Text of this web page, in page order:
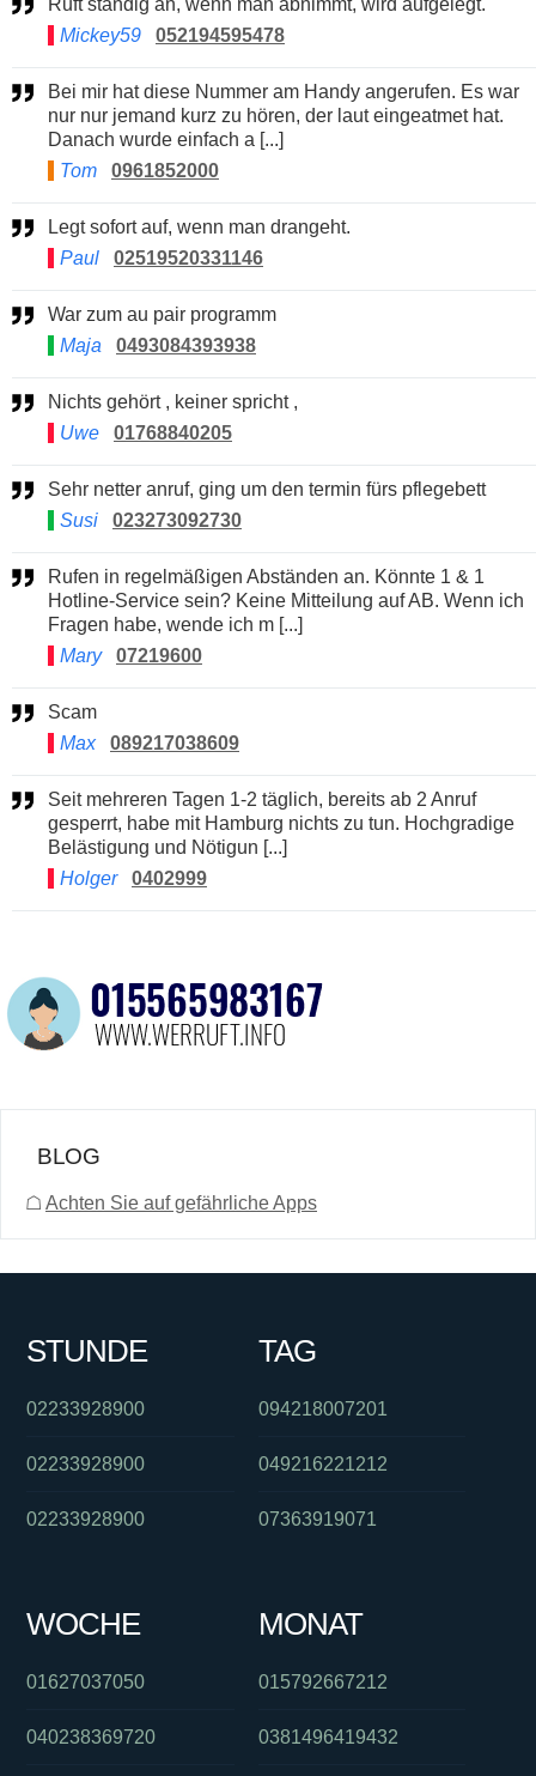
Ruft ständig an, wenn man abnimmt, wird aufgelegt.
Mickey59
052194595478
Bei mir hat diese Nummer am Handy angerufen. Es war
nur nur jemand kurz zu hören, der laut eingeatmet hat.
Danach wurde einfach a [...]
Tom
0961852000
Legt sofort auf, wenn man drangeht.
Paul
02519520331146
War zum au pair programm
Maja
0493084393938
Nichts gehört , keiner spricht ,
Uwe
01768840205
Sehr netter anruf, ging um den termin fürs pflegebett
Susi
023273092730
Rufen in regelmäßigen Abständen an. Könnte 1 & 1
Hotline-Service sein? Keine Mitteilung auf AB. Wenn ich
Fragen habe, wende ich m [...]
Mary
07219600
Scam
Max
089217038609
Seit mehreren Tagen 1-2 täglich, bereits ab 2 Anruf
gesperrt, habe mit Hamburg nichts zu tun. Hochgradige
Belästigung und Nötigun [...]
Holger
0402999
BLOG
☖ Achten Sie auf gefährliche Apps
STUNDE
02233928900
02233928900
02233928900
TAG
094218007201
049216221212
07363919071
WOCHE
01627037050
040238369720
MONAT
015792667212
0381496419432